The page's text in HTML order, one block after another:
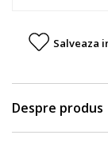
Salveaza
Despre produs